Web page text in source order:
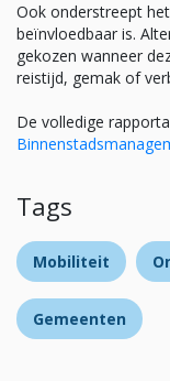
Ook onderstreept
beïnvloedbaar is.
gekozen wanneer
reistijd, gemak of
De volledige
Tags
Mobiliteit
Gemeenten